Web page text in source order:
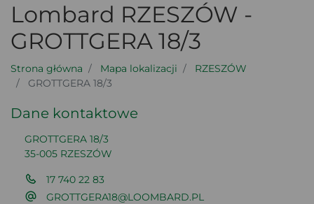
Lombard RZESZÓW -
GROTTGERA 18/3
Strona główna Mapa lokalizacji
RZESZÓW
GROTTGERA 18/3
Dane kontaktowe
GROTTGERA 18/3
35-005 RZESZÓW
17 740 22 83
GROTTGERA18@LOOMBARD.PL